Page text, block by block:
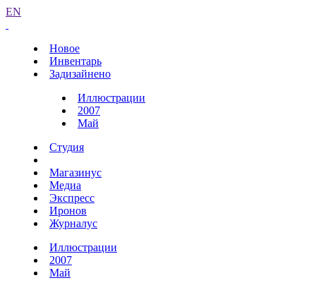
EN
Новое
Инвентарь
Задизайнено
Иллюстрации
2007
Май
Студия
Магазинус
Медиа
Экспресс
Иронов
Журналус
Иллюстрации
2007
Май